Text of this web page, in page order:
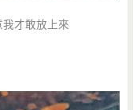
才敢放上來